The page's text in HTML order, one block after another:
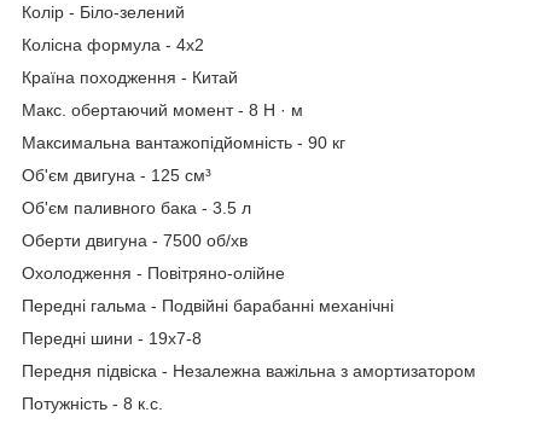
Колір - Біло-зелений
Колісна формула - 4x2
Країна походження - Китай
Макс. обертаючий момент - 8 Н · м
Максимальна вантажопідйомність - 90 кг
Об'єм двигуна - 125 см³
Об'єм паливного бака - 3.5 л
Оберти двигуна - 7500 об/хв
Охолодження - Повітряно-олійне
Передні гальма - Подвійні барабанні механічні
Передні шини - 19х7-8
Передня підвіска - Незалежна важільна з амортизатором
Потужність - 8 к.с.